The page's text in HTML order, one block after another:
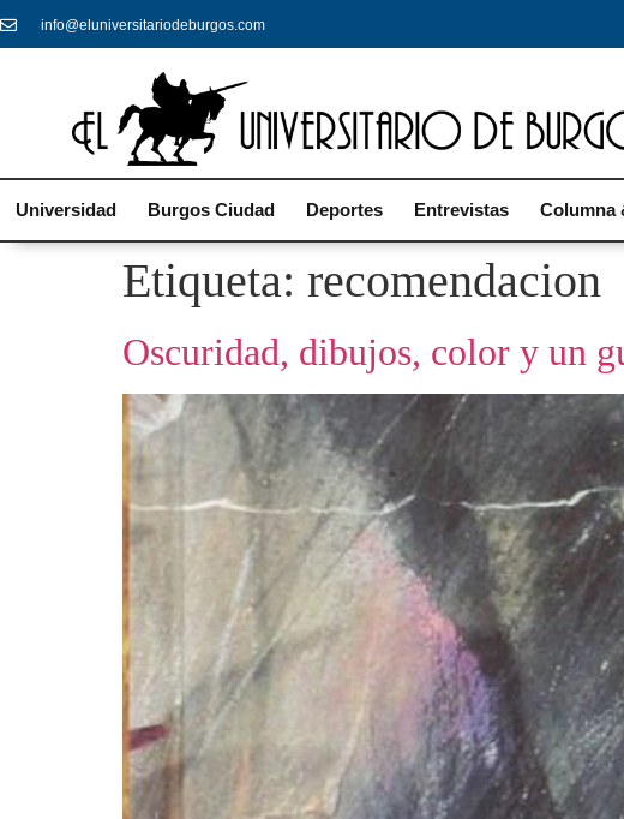
info@eluniversitariodeburgos.com
Universidad Burgos Ciudad Deportes Entrevistas Columna
Etiqueta: recomendacion
Oscuridad, dibujos, color y un